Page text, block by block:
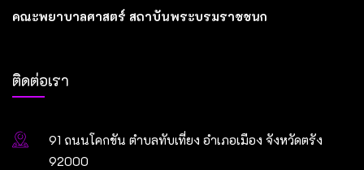
คณะพยาบาลศาสตร์ สถาบันพระบรมราชชนก
ติดต่อเรา
91 ถนนโคกขัน ตำบลทับเที่ยง อำเภอเมือง จังหวัดตรัง
92000